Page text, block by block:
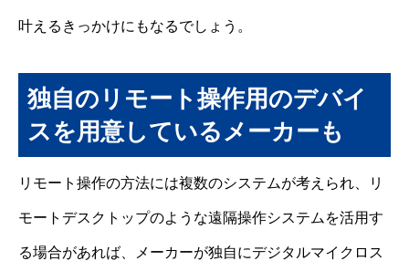
叶えるきっかけにもなるでしょう。
独自のリモート操作用のデバイ
スを用意しているメーカーも
リモート操作の方法には複数のシステムが考えられ、リ
モートデスクトップのような遠隔操作システムを活用す
る場合があれば、メーカーが独自にデジタルマイクロス